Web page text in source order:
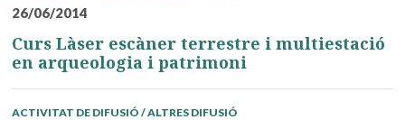
26/06/2014
Curs Làser escàner terrestre i multiestació
en arqueologia i patrimoni
ACTIVITAT DE DIFUSIÓ / ALTRES DIFUSIÓ